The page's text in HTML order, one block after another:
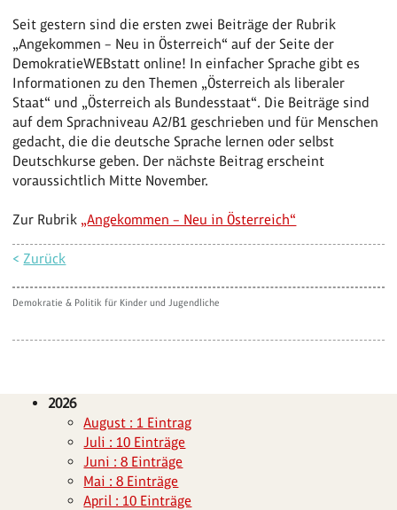
Seit gestern sind die ersten zwei Beiträge der Rubrik
„Angekommen – Neu in Österreich“ auf der Seite der
DemokratieWEBstatt online! In einfacher Sprache gibt es
Informationen zu den Themen „Österreich als liberaler
Staat“ und „Österreich als Bundesstaat“. Die Beiträge sind
auf dem Sprachniveau A2/B1 geschrieben und für Menschen
gedacht, die die deutsche Sprache lernen oder selbst
Deutschkurse geben. Der nächste Beitrag erscheint
voraussichtlich Mitte November.
Zur Rubrik „Angekommen – Neu in Österreich“
<Zurück
Demokratie & Politik für Kinder und Jugendliche
2026
August : 1 Eintrag
Juli : 10 Einträge
Juni : 8 Einträge
Mai : 8 Einträge
April : 10 Einträge